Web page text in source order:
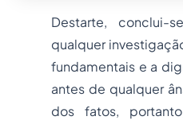
Destarte, conclui-
qualquer
fundamentais e a
antes de qualquer
dos fatos,